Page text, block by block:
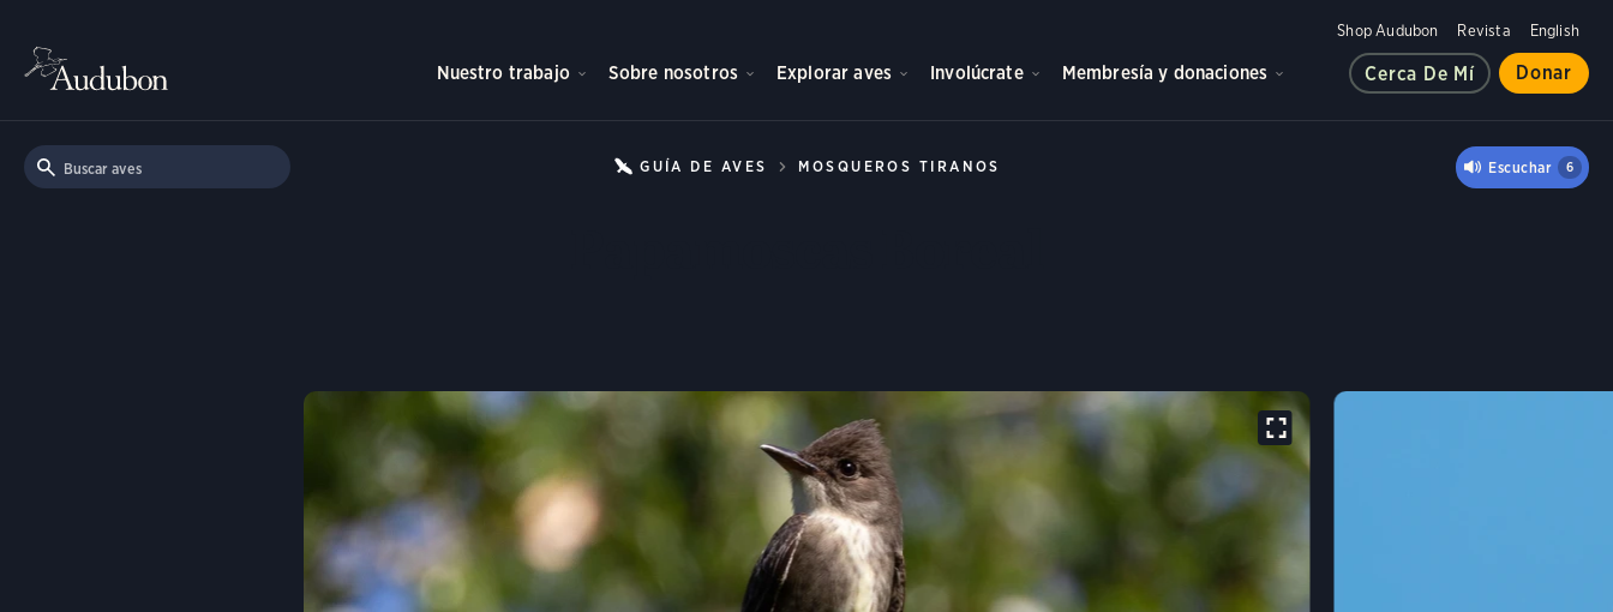
Shop Audubon Revista English
Nuestro trabajo Sobre nosotros Explorar aves Involúcrate Membresía y donaciones Cerca De Mí Donar
GUÍA DE AVES MOSQUEROS TIRANOS Escuchar 6